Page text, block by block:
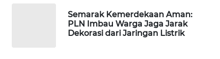
Semarak Kemerdekaan Aman:
PLN Imbau Warga Jaga Jarak
Dekorasi dari Jaringan Listrik